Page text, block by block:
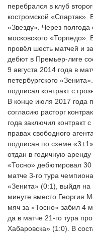
перебрался в клуб
костромской «Спартак».
«Звезду». Через
московского «Торпедо».
провёл шесть матчей и
дебют в Премьер-лиге
9 августа 2014 года в
петербургского
подписал контракт с
В конце июля 2017 года
согласию расторг
года заключил контракт
правах свободного
подписан по схеме
отдан в годичную
«Тосно» дебютировал
матче 3-го тура
«Зенита» (0:1), выйдя на
минуте вместо Георгия
мяч за «Тосно» забил 4
да в матче 21-го тура
Хабаровска» (1:0). В